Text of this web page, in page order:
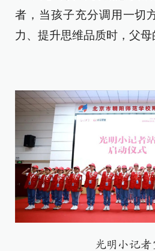
者，当孩子充分调用一切
力、提升思维品质时，父母
光明小记者